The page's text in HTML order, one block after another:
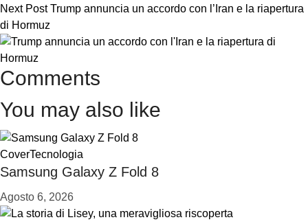
Next Post Trump annuncia un accordo con l’Iran e la riapertura
di Hormuz
Comments
You may also like
CoverTecnologia
Samsung Galaxy Z Fold 8
Agosto 6, 2026